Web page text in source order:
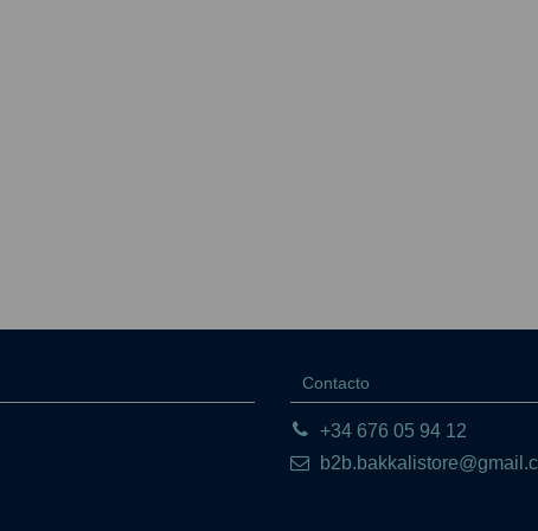
Contacto
+34 676 05 94 12